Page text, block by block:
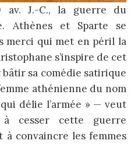
av. J.-C., la guerre du
Athènes et Sparte se
merci qui met en péril la
s’inspire de cet
sa comédie satirique
athénienne du nom
délie l’armée » — veut
cesser cette guerre
à convaincre les femmes